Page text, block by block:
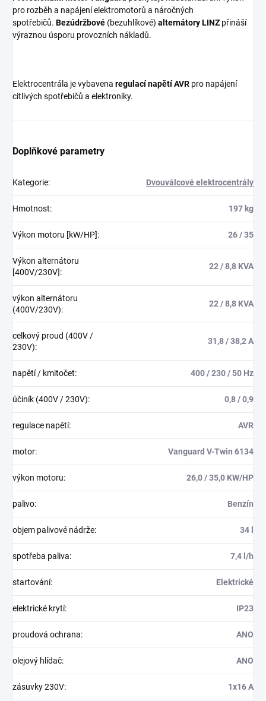
pro rozběh a napájení elektromotorů a náročných
spotřebičů. Bezúdržbové (bezuhlíkové) alternátory LINZ přináší
výraznou úsporu provozních nákladů.
Elektrocentrála je vybavena regulací napětí AVR pro napájení
citlivých spotřebičů a elektroniky.
Doplňkové parametry
Kategorie: Dvouválcové elektrocentrály
Hmotnost: 197 kg
Výkon motoru [kW/HP]: 26 / 35
Výkon alternátoru
[400V/230V]:
22 / 8,8 KVA
výkon alternátoru
(400V/230V):
22 / 8,8 KVA
celkový proud (400V /
230V):
31,8 / 38,2 A
napětí / kmitočet: 400 / 230 / 50 Hz
účiník (400V / 230V): 0,8 / 0,9
regulace napětí: AVR
motor: Vanguard V-Twin 6134
výkon motoru: 26,0 / 35,0 KW/HP
palivo: Benzín
objem palivové nádrže: 34 l
spotřeba paliva: 7,4 l/h
startování: Elektrické
elektrické krytí: IP23
proudová ochrana: ANO
olejový hlídač: ANO
zásuvky 230V: 1x16 A